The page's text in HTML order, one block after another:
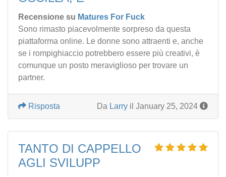
Recensione su Matures For Fuck
Sono rimasto piacevolmente sorpreso da questa
piattaforma online. Le donne sono attraenti e, anche
se i rompighiaccio potrebbero essere più creativi, è
comunque un posto meraviglioso per trovare un
partner.
Da Larry il January 25, 2024
Risposta
TANTO DI CAPPELLO
AGLI SVILUPP